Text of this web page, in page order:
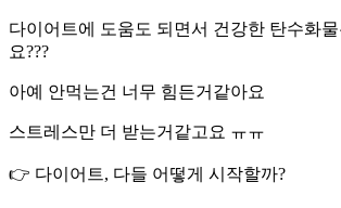
다이어트에 도움도 되면서 건강한 탄수화
요???
아예 안먹는건 너무 힘든거같아요
스트레스만 더 받는거같고요 ㅠㅠ
👉 다이어트, 다들 어떻게 시작할까?